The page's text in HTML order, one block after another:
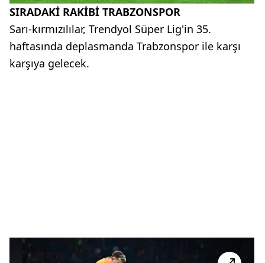
SIRADAKİ RAKİBİ TRABZONSPOR
Sarı-kırmızılılar, Trendyol Süper Lig'in 35.
haftasında deplasmanda Trabzonspor ile karşı
karşıya gelecek.